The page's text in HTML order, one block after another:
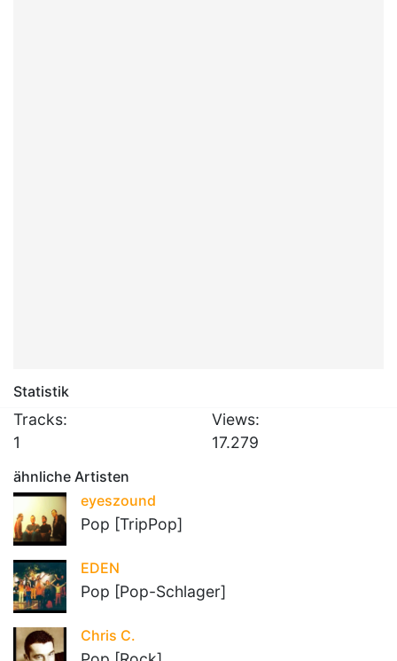
Statistik
Tracks:
1
Views:
17.279
ähnliche Artisten
eyeszound
Pop [TripPop]
EDEN
Pop [Pop-Schlager]
Chris C.